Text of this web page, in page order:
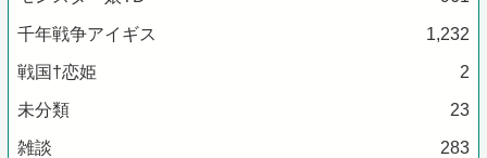
千年戦争アイギス 1,232
戦国†恋姫 2
未分類 23
雑談 283